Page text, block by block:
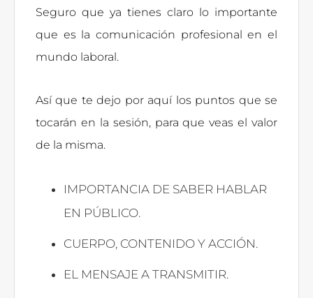
Seguro que ya tienes claro lo importante
que es la comunicación profesional en el
mundo laboral.
Así que te dejo por aquí los puntos que se
tocarán en la sesión, para que veas el valor
de la misma.
IMPORTANCIA DE SABER HABLAR
EN PÚBLICO.
CUERPO, CONTENIDO Y ACCIÓN.
EL MENSAJE A TRANSMITIR.